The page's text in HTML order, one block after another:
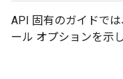
API 固有のガイドで
ール オプションを示